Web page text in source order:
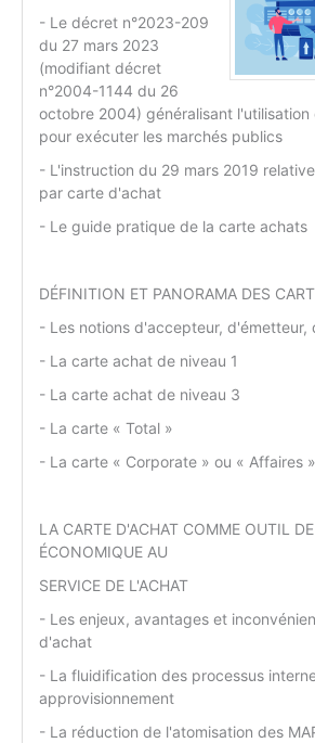
- Le décret n°2023-209
du 27 mars 2023
(modifiant décret
n°2004-1144 du 26
octobre 2004) généralisant
pour exécuter les marchés publics
- L'instruction du 29 mars 2019
par carte d'achat
- Le guide pratique de la carte achats
DÉFINITION ET PANORAMA DES
- Les notions d'accepteur, d'émetteur,
- La carte achat de niveau 1
- La carte achat de niveau 3
- La carte « Total »
- La carte « Corporate » ou « Affaires »
LA CARTE D'ACHAT COMME OUTIL
ÉCONOMIQUE AU
SERVICE DE L'ACHAT
- Les enjeux, avantages et
d'achat
- La fluidification des processus
approvisionnement
- La réduction de l'atomisation des